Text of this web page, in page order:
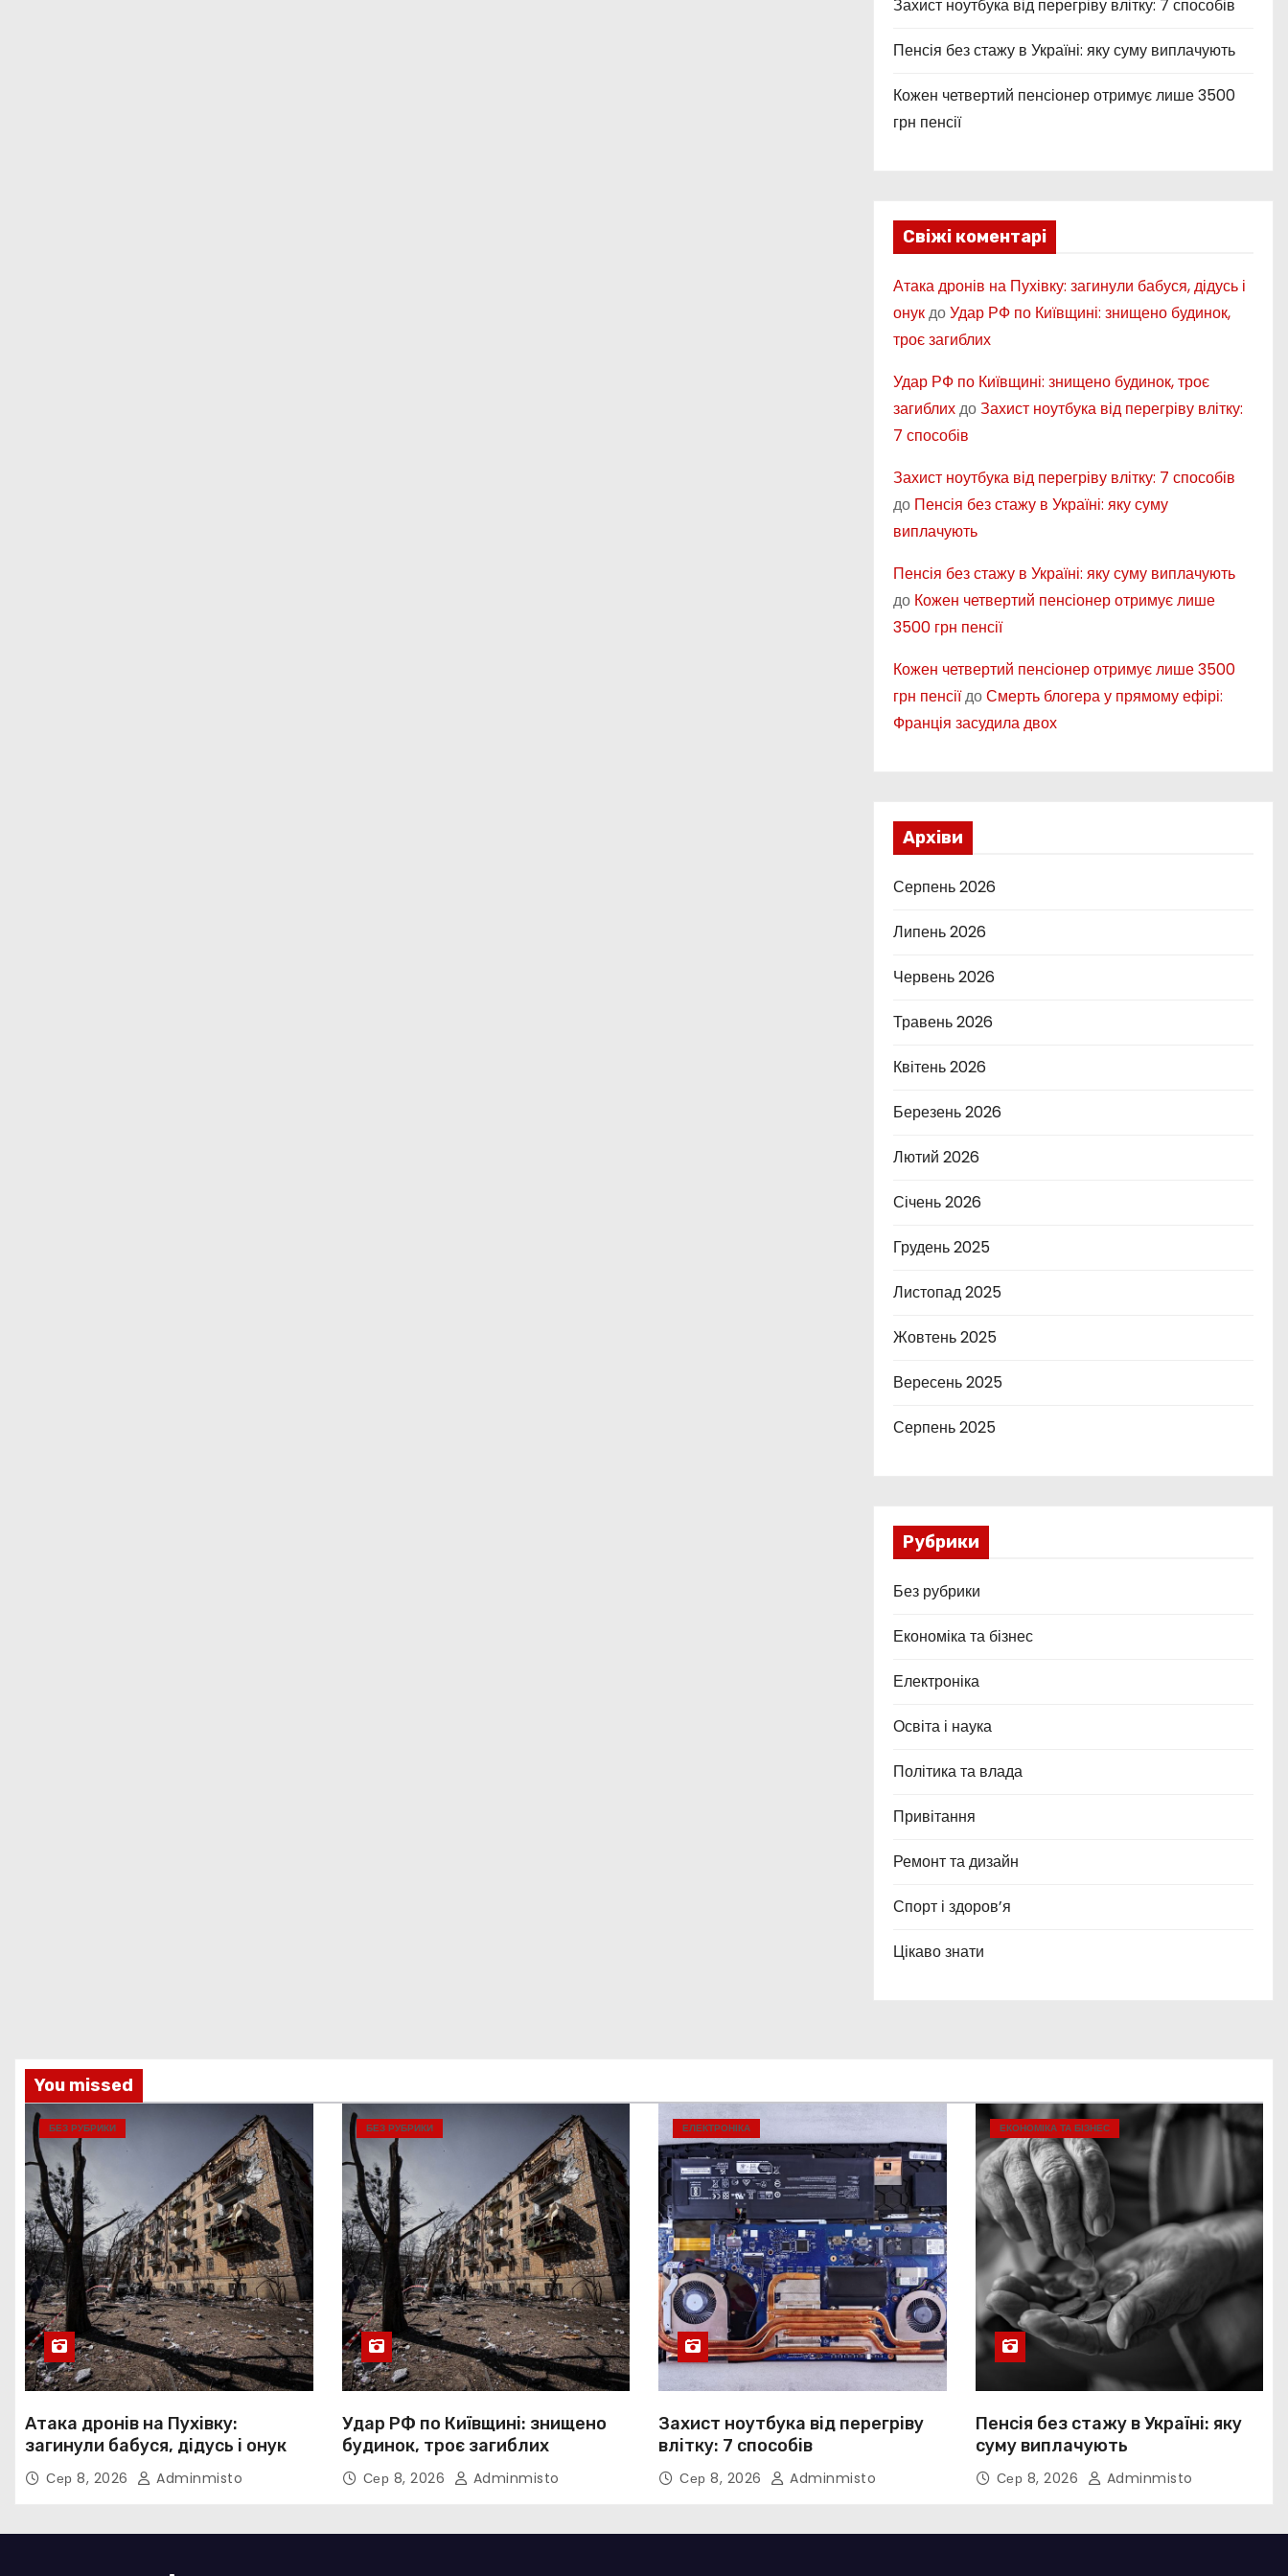
Захист ноутбука від перегріву влітку: 7 способів
Пенсія без стажу в Україні: яку суму виплачують
Кожен четвертий пенсіонер отримує лише 3500
грн пенсії
Свіжі коментарі
Атака дронів на Пухівку: загинули бабуся, дідусь і
онукдоУдар РФ по Київщині: знищено будинок,
троє загиблих
Удар РФ по Київщині: знищено будинок, троє
загиблихдоЗахист ноутбука від перегріву влітку:
7 способів
Захист ноутбука від перегріву влітку: 7 способів
до Пенсія без стажу в Україні: яку суму
виплачують
Пенсія без стажу в Україні: яку суму виплачують
до Кожен четвертий пенсіонер отримує лише
3500 грн пенсії
Кожен четвертий пенсіонер отримує лише 3500
грн пенсіїдоСмерть блогера у прямому ефірі:
Франція засудила двох
Архіви
Серпень 2026
Липень 2026
Червень 2026
Травень 2026
Квітень 2026
Березень 2026
Лютий 2026
Січень 2026
Грудень 2025
Листопад 2025
Жовтень 2025
Вересень 2025
Серпень 2025
Рубрики
Без рубрики
Економіка та бізнес
Електроніка
Освіта і наука
Політика та влада
Привітання
Ремонт та дизайн
Спорт і здоров’я
Цікаво знати
You missed
БЕЗ РУБРИКИ
Атака дронів на Пухівку:
загинули бабуся, дідусь і онук
Сер 8, 2026 Adminmisto
БЕЗ РУБРИКИ
Удар РФ по Київщині: знищено
будинок, троє загиблих
Сер 8, 2026 Adminmisto
ЕЛЕКТРОНІКА
Захист ноутбука від перегріву
влітку: 7 способів
Сер 8, 2026 Adminmisto
ЕКОНОМІКА ТА БІЗНЕС
Пенсія без стажу в Україні: яку
суму виплачують
Сер 8, 2026 Adminmisto